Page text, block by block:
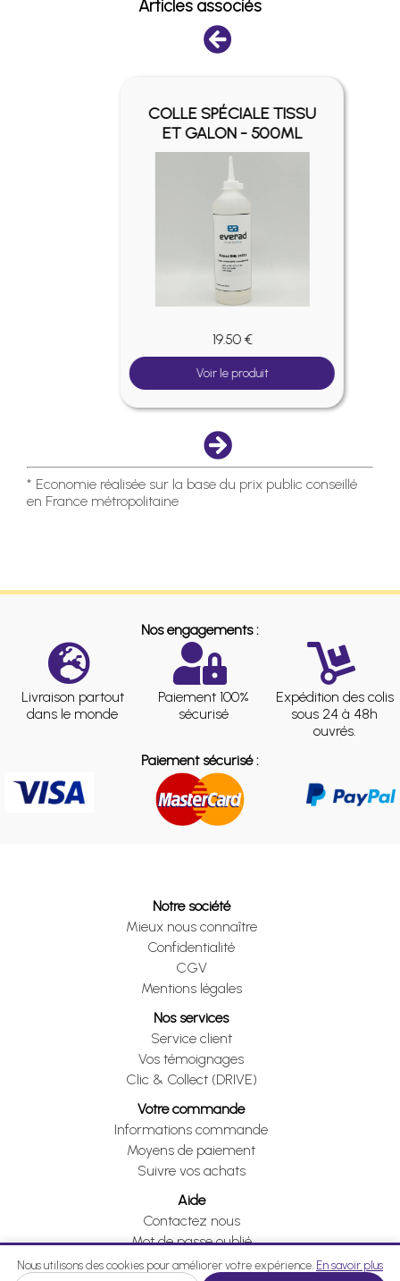
Articles associés
COLLE SPÉCIALE TISSU
ET GALON - 500ML
19.50 €
Voir le produit
* Economie réalisée sur la base du prix public conseillé
en France métropolitaine
Nos engagements :
Livraison partout
dans le monde
Paiement 100%
sécurisé
Expédition des colis
sous 24 à 48h
ouvrés.
Paiement sécurisé :
Notre société
Mieux nous connaître
Confidentialité
CGV
Mentions légales
Nos services
Service client
Vos témoignages
Clic & Collect (DRIVE)
Votre commande
Informations commande
Moyens de paiement
Suivre vos achats
Aide
Contactez nous
Mot de passe oublié
Je me rétracte
Nous utilisons des cookies pour améliorer votre expérience. En savoir plus